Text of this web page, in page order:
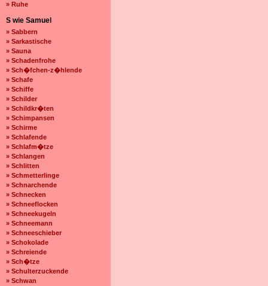
» Ruhe
S wie Samuel
» Sabbern
» Sarkastische
» Sauna
» Schadenfrohe
» Sch�fchen-z�hlende
» Schafe
» Schiffe
» Schilder
» Schildkr�ten
» Schimpansen
» Schirme
» Schlafende
» Schlafm�tze
» Schlangen
» Schlitten
» Schmetterlinge
» Schnarchende
» Schnecken
» Schneeflocken
» Schneekugeln
» Schneemann
» Schneeschieber
» Schokolade
» Schreiende
» Sch�tze
» Schulterzuckende
» Schwan